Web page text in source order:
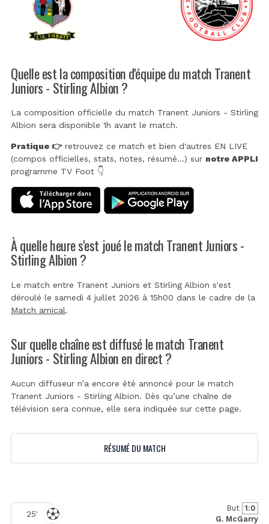
Quelle est la composition d'équipe du match Tranent
Juniors - Stirling Albion ?
La composition officielle du match Tranent Juniors - Stirling
Albion sera disponible 1h avant le match.
Pratique 👉retrouvez ce match et bien d'autres EN LIVE
(compos officielles, stats, notes, résumé...) sur notre APPLI
programme TV Foot 👇
À quelle heure s'est joué le match Tranent Juniors -
Stirling Albion ?
Le match entre Tranent Juniors et Stirling Albion s'est
déroulé le samedi 4 juillet 2026 à 15h00 dans le cadre de la
Match amical.
Sur quelle chaîne est diffusé le match Tranent
Juniors - Stirling Albion en direct ?
Aucun diffuseur n’a encore été annoncé pour le match
Tranent Juniors - Stirling Albion. Dès qu’une chaîne de
télévision sera connue, elle sera indiquée sur cette page.
RÉSUMÉ DU MATCH
25'
But 1:0
G. McGarry